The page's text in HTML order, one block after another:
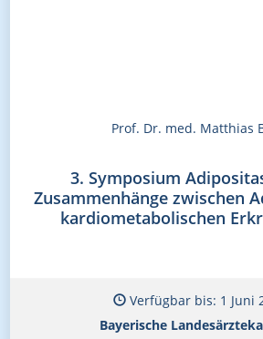
Prof. Dr. med. Matthias
3. Symposium
Zusammenhänge zwischen
kardiometabolischen
Verfügbar bis: 1 Juni
Bayerische